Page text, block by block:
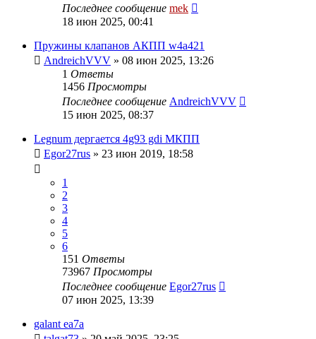
Последнее сообщение mek
18 июн 2025, 00:41
Пружины клапанов АКПП w4a421
AndreichVVV » 08 июн 2025, 13:26
1 Ответы
1456 Просмотры
Последнее сообщение AndreichVVV
15 июн 2025, 08:37
Legnum дергается 4g93 gdi МКПП
Egor27rus » 23 июн 2019, 18:58
1
2
3
4
5
6
151 Ответы
73967 Просмотры
Последнее сообщение Egor27rus
07 июн 2025, 13:39
galant ea7a